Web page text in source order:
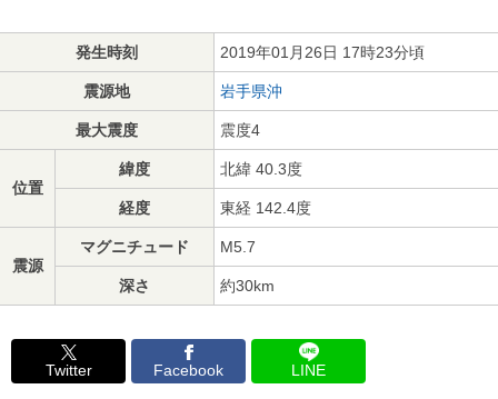
発生時刻 2019年01月26日 17時23分頃
震源地 岩手県沖
最大震度 震度4
位置
緯度 北緯 40.3度
経度 東経 142.4度
震源
マグニチュード M5.7
深さ 約30km
Twitter Facebook LINE